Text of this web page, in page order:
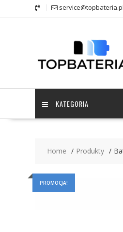
service@topbateria.pl
KATEGORIA
Home Produkty
PROMOCJA!